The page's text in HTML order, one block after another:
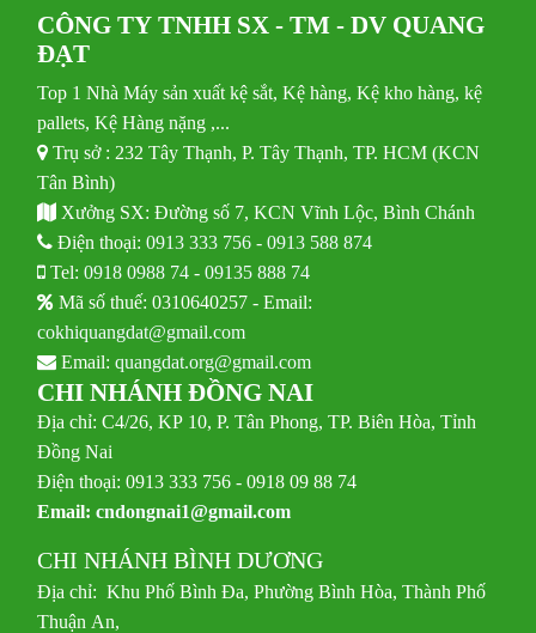
CÔNG TY TNHH SX - TM - DV QUANG
ĐẠT
Top 1 Nhà Máy sản xuất kệ sắt, Kệ hàng, Kệ kho hàng, kệ
pallets, Kệ Hàng nặng ,...
Trụ sở : 232 Tây Thạnh, P. Tây Thạnh, TP. HCM (KCN
Tân Bình)
Xưởng SX: Đường số 7, KCN Vĩnh Lộc, Bình Chánh
Điện thoại:0913 333 756 -0913 588 874
Tel:0918 0988 74 -09135 888 74
Mã số thuế: 0310640257 - Email:
cokhiquangdat@gmail.com
Email:quangdat.org@gmail.com
CHI NHÁNH ĐỒNG NAI
Địa chỉ: C4/26, KP 10, P. Tân Phong, TP. Biên Hòa, Tỉnh
Đồng Nai
Điện thoại: 0913 333 756 - 0918 09 88 74
Email:cndongnai1@gmail.com
CHI NHÁNH BÌNH DƯƠNG
Địa chỉ: Khu Phố Bình Đa, Phường Bình Hòa, Thành Phố
Thuận An,